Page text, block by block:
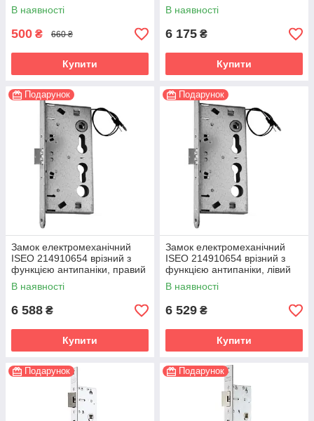
В наявності
500 ₴ 660 ₴
Купити
В наявності
6 175 ₴
Купити
Подарунок
Замок електромеханічний
ISEO 214910654 врізний з
функцією антипаніки, правий
(Італія)
В наявності
6 588 ₴
Купити
Подарунок
Замок електромеханічний
ISEO 214910654 врізний з
функцією антипаніки, лівий
(Італія)
В наявності
6 529 ₴
Купити
Подарунок Подарунок